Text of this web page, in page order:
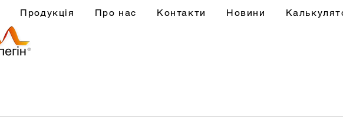
Продукція Про нас Контакти Новини